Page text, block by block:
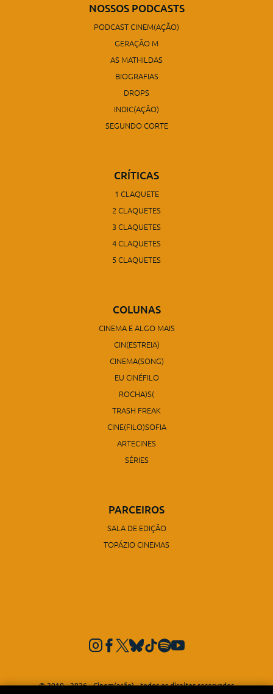
NOSSOS PODCASTS
PODCAST CINEM(AÇÃO)
GERAÇÃO M
AS MATHILDAS
BIOGRAFIAS
DROPS
INDIC(AÇÃO)
SEGUNDO CORTE
CRÍTICAS
1 CLAQUETE
2 CLAQUETES
3 CLAQUETES
4 CLAQUETES
5 CLAQUETES
COLUNAS
CINEMA E ALGO MAIS
CIN(ESTREIA)
CINEMA(SONG)
EU CINÉFILO
ROCHA)S(
TRASH FREAK
CINE(FILO)SOFIA
ARTECINES
SÉRIES
PARCEIROS
SALA DE EDIÇÃO
TOPÁZIO CINEMAS
© 2010 - 2026 - Cinem(ação) - todos os direitos reservados